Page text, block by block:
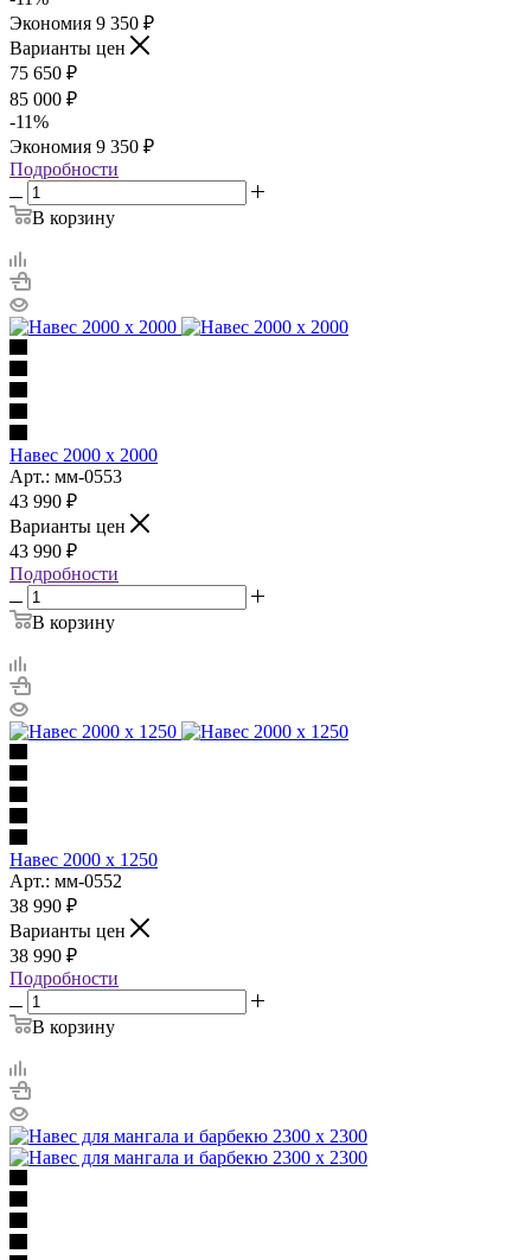
Экономия 9 350 ₽
Варианты цен
75 650 ₽
85 000 ₽
-11%
Экономия 9 350 ₽
Подробности
В корзину
Навес 2000 х 2000
Арт.: мм-0553
43 990 ₽
Варианты цен
43 990 ₽
Подробности
В корзину
Навес 2000 х 1250
Арт.: мм-0552
38 990 ₽
Варианты цен
38 990 ₽
Подробности
В корзину